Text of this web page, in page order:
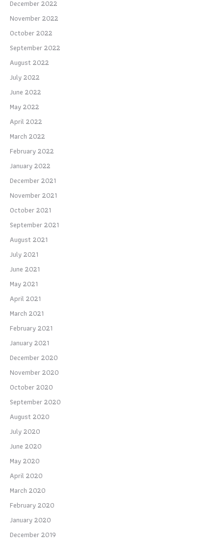
December 2022
November 2022
October 2022
September 2022
August 2022
July 2022
June 2022
May 2022
April 2022
March 2022
February 2022
January 2022
December 2021
November 2021
October 2021
September 2021
August 2021
July 2021
June 2021
May 2021
April 2021
March 2021
February 2021
January 2021
December 2020
November 2020
October 2020
September 2020
August 2020
July 2020
June 2020
May 2020
April 2020
March 2020
February 2020
January 2020
December 2019